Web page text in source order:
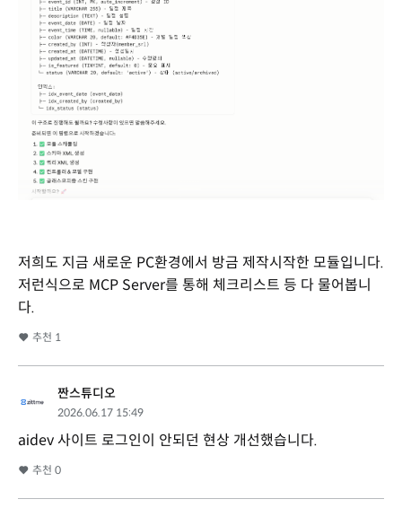
저희도 지금 새로운 PC환경에서 방금 제작시작한 모듈입니다.
저런식으로 MCP Server를 통해 체크리스트 등 다 물어봅니
다.
추천 1
짠스튜디오
2026.06.17 15:49
aidev 사이트 로그인이 안되던 현상 개선했습니다.
추천 0